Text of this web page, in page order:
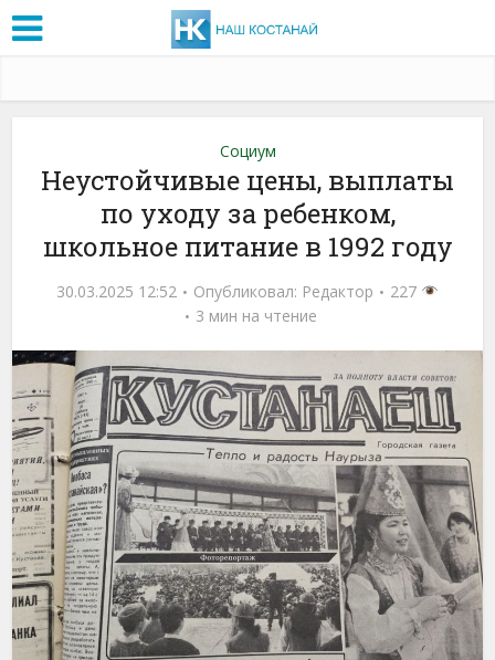
Социум
Неустойчивые цены, выплаты
по уходу за ребенком,
школьное питание в 1992 году
30.03.2025 12:52 Опубликовал: Редактор
227
3 мин на чтение